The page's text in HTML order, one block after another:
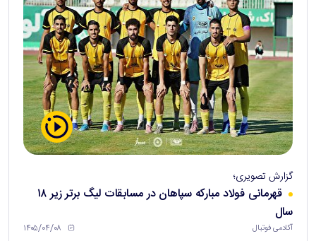
گزارش تصویری؛
قهرمانی فولاد مبارکه سپاهان در مسابقات لیگ برتر زیر ۱۸
سال
آکادمی فوتبال ۱۴۰۵/۰۴/۰۸